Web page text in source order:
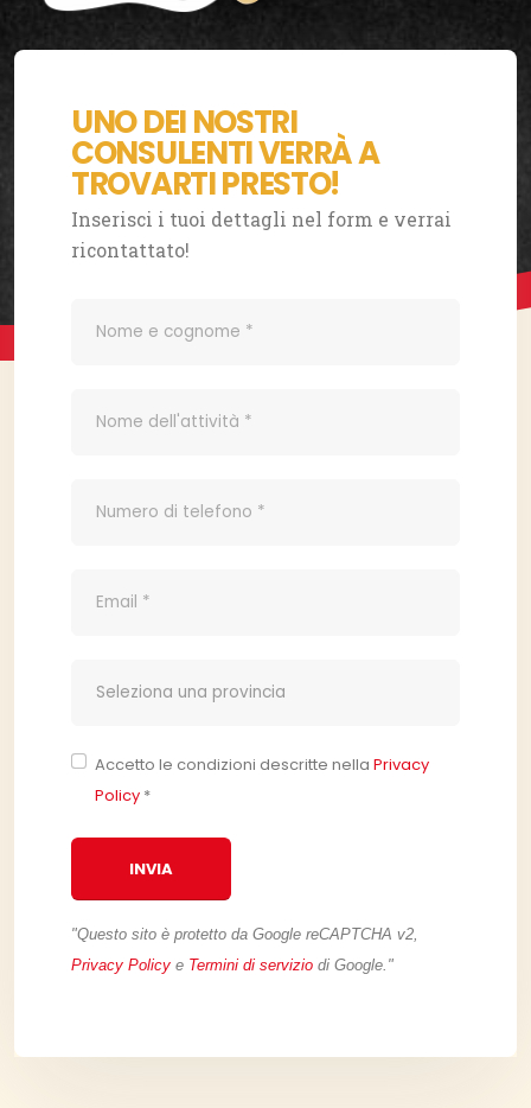
UNO DEI NOSTRI
CONSULENTI VERRÀ A
TROVARTI PRESTO!
Inserisci i tuoi dettagli nel form e verrai
ricontattato!
Accetto le condizioni descritte nella Privacy
Policy*
INVIA
"Questo sito è protetto da Google reCAPTCHA v2,
Privacy Policy e Termini di servizio di Google."